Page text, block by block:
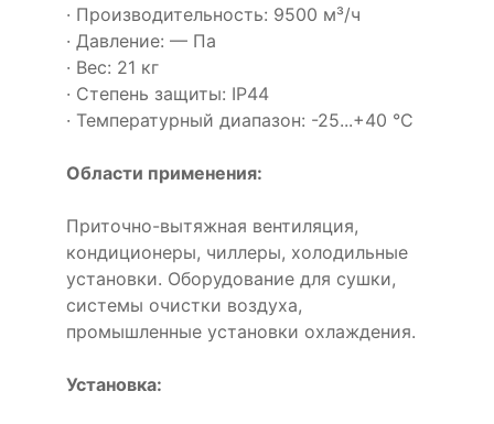
· Производительность: 9500 м³/ч
· Давление: — Па
· Вес: 21 кг
· Степень защиты: IP44
· Температурный диапазон: -25...+40 °C
Области применения:
Приточно-вытяжная вентиляция,
кондиционеры, чиллеры, холодильные
установки. Оборудование для сушки,
системы очистки воздуха,
промышленные установки охлаждения.
Установка: